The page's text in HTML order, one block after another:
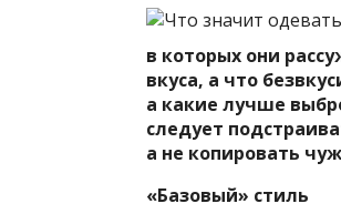
в которых они
вкуса, а что
а какие лучше
следует
а не копировать
«Базовый» стиль